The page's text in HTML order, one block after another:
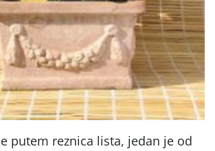
putem reznica lista, jedan je od